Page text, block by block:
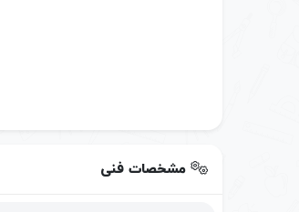
مشخصات فنی